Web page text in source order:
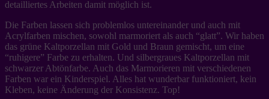
detailliertes Arbeiten damit möglich ist.
Die Farben lassen sich problemlos untereinander und auch mit
Acrylfarben mischen, sowohl marmoriert als auch “glatt”. Wir haben
das grüne Kaltporzellan mit Gold und Braun gemischt, um eine
“ruhigere” Farbe zu erhalten. Und silbergraues Kaltporzellan mit
schwarzer Abtönfarbe. Auch das Marmorieren mit verschiedenen
Farben war ein Kinderspiel. Alles hat wunderbar funktioniert, kein
Kleben, keine Änderung der Konsistenz. Top!